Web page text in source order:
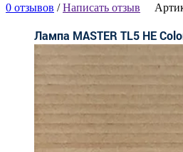
0 отзывов /Написать отзыв